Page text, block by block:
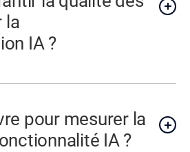
la
IA ?
pour mesurer la
IA ?